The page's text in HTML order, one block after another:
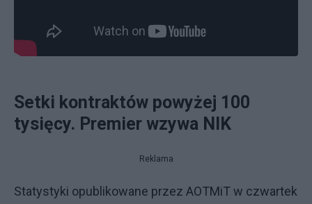
Setki kontraktów powyżej 100
tysięcy. Premier wzywa NIK
Reklama
Statystyki opublikowane przez AOTMiT w czwartek